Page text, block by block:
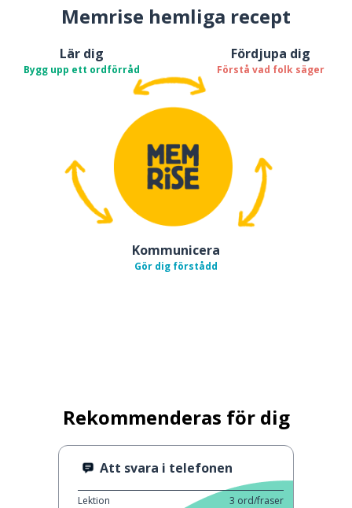
Memrise hemliga recept
Lär dig
Bygg upp ett ordförråd
Fördjupa dig
Förstå vad folk säger
Kommunicera
Gör dig förstådd
Rekommenderas för dig
Att svara i telefonen
Lektion 3 ord/fraser